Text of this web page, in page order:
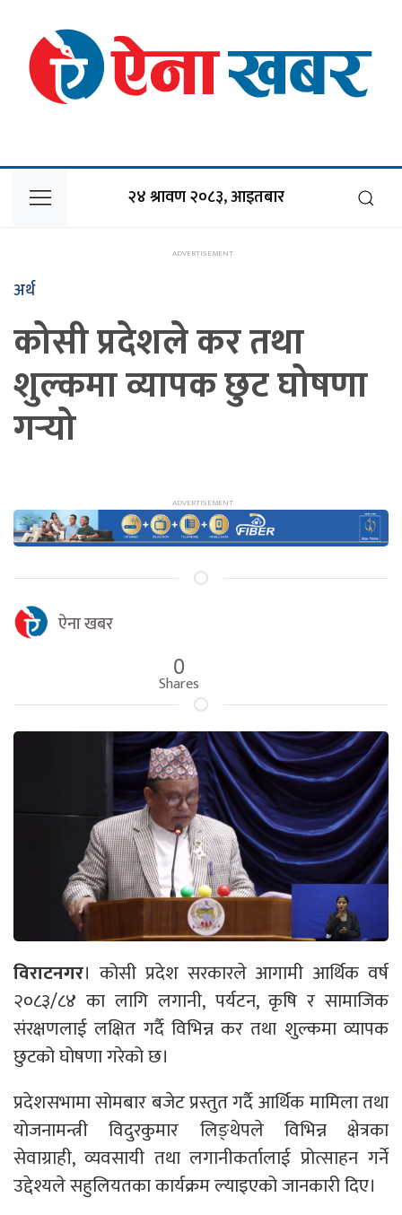
२४ श्रावण २०८३, आइतबार
अर्थ
कोसी प्रदेशले कर तथा
शुल्कमा व्यापक छुट घोषणा
गर्‍यो
ऐना खबर
0
Shares
विराटनगर। कोसी प्रदेश सरकारले आगामी आर्थिक वर्ष
२०८३/८४ का लागि लगानी, पर्यटन, कृषि र सामाजिक
संरक्षणलाई लक्षित गर्दै विभिन्न कर तथा शुल्कमा व्यापक
छुटको घोषणा गरेको छ।
प्रदेशसभामा सोमबार बजेट प्रस्तुत गर्दै आर्थिक मामिला तथा
योजनामन्त्री विदुरकुमार लिङ्थेपले विभिन्न क्षेत्रका
सेवाग्राही, व्यवसायी तथा लगानीकर्तालाई प्रोत्साहन गर्ने
उद्देश्यले सहुलियतका कार्यक्रम ल्याइएको जानकारी दिए।